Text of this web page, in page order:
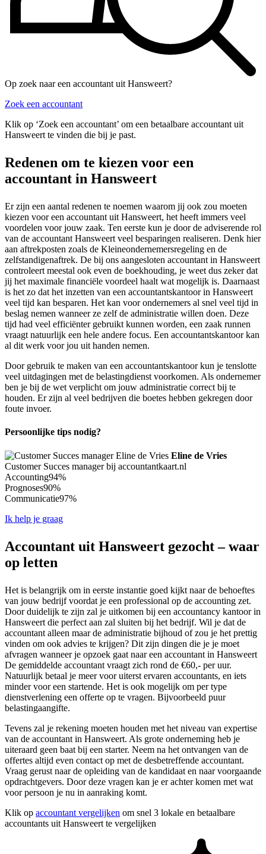
Op zoek naar een accountant uit Hansweert?
Zoek een accountant
Klik op ‘Zoek een accountant’ om een betaalbare accountant uit
Hansweert te vinden die bij je past.
Redenen om te kiezen voor een
accountant in Hansweert
Er zijn een aantal redenen te noemen waarom jij ook zou moeten
kiezen voor een accountant uit Hansweert, het heeft immers veel
voordelen voor jouw zaak. Ten eerste kun je door de adviserende rol
van de accountant Hansweert veel besparingen realiseren. Denk hier
aan aftrekposten zoals de Kleineondernemersregeling en de
zelfstandigenaftrek. De bij ons aangesloten accountant in Hansweert
controleert meestal ook even de boekhouding, je weet dus zeker dat
jij het maximale financiële voordeel haalt wat mogelijk is. Daarnaast
is het zo dat het inzetten van een accountantskantoor in Hansweert
veel tijd kan besparen. Het kan voor ondernemers al snel veel tijd in
beslag nemen wanneer ze zelf de administratie willen doen. Deze
tijd had veel efficiënter gebruikt kunnen worden, een zaak runnen
vraagt natuurlijk een hele andere focus. Een accountantskantoor kan
al dit werk voor jou uit handen nemen.
Door gebruik te maken van een accountantskantoor kun je tenslotte
veel uitdagingen met de belastingdienst voorkomen. Als ondernemer
ben je bij de wet verplicht om jouw administratie correct bij te
houden. Er zijn al veel bedrijven die boetes hebben gekregen door
foute invoer.
Persoonlijke tips nodig?
Eline de Vries
Customer Succes manager bij accountantkaart.nl
Accounting94%
Prognoses90%
Communicatie97%
Ik help je graag
Accountant uit Hansweert gezocht – waar
op letten
Het is belangrijk om in eerste instantie goed kijkt naar de behoeftes
van jouw bedrijf voordat je een professional op de accounting zet.
Door duidelijk te zijn zal je uitkomen bij een accountancy kantoor in
Hansweert die perfect aan zal sluiten bij het bedrijf. Wil je dat de
accountant alleen maar de administratie bijhoud of zou je het prettig
vinden om ook advies te krijgen? Dit zijn dingen die je je moet
afvragen wanneer je opzoek gaat naar een accountant in Hansweert
De gemiddelde accountant vraagt zich rond de €60,- per uur.
Natuurlijk betaal je meer voor uiterst ervaren accountants, en iets
minder voor een startende. Het is ook mogelijk om per type
dienstverlening een offerte op te vragen. Bijvoorbeeld puur
belastingaangifte.
Tevens zal je rekening moeten houden met het niveau van expertise
van de accountant in Hansweert. Als grote onderneming heb je
uiteraard geen baat bij een starter. Neem na het ontvangen van de
offertes altijd even contact op met de desbetreffende accountant.
Vraag gerust naar de opleiding van de kandidaat en naar voorgaande
opdrachtgevers. Door deze vragen kan je er achter komen met wat
voor persoon je nu in aanraking komt.
Klik op accountant vergelijken om snel 3 lokale en betaalbare
accountants uit Hansweert te vergelijken